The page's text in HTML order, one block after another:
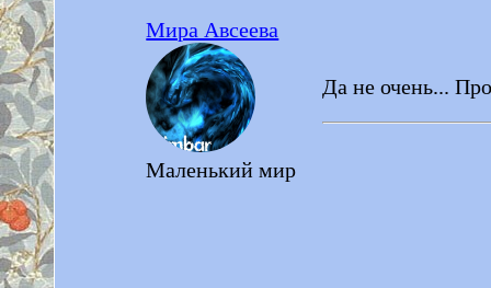
Мира Авсеева
Маленький мир
Да не очень...